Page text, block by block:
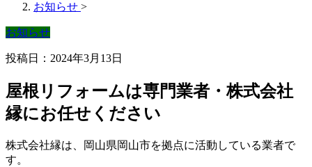
お知らせ >
お知らせ
投稿日：2024年3月13日
屋根リフォームは専門業者・株式会社
縁にお任せください
株式会社縁は、岡山県岡山市を拠点に活動している業者で
す。